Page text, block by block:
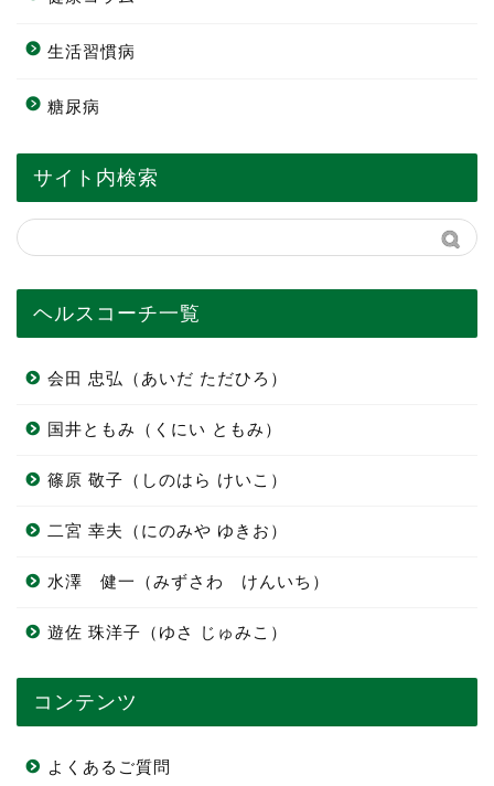
生活習慣病
糖尿病
サイト内検索
ヘルスコーチ一覧
会田 忠弘（あいだ ただひろ）
国井ともみ（くにい ともみ）
篠原 敬子（しのはら けいこ）
二宮 幸夫（にのみや ゆきお）
水澤 健一（みずさわ けんいち）
遊佐 珠洋子（ゆさ じゅみこ）
コンテンツ
よくあるご質問